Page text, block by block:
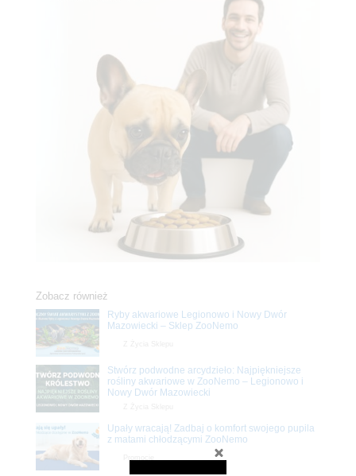
Zobacz również
Ryby akwariowe Legionowo i Nowy Dwór
Mazowiecki – Sklep ZooNemo
Stwórz podwodne arcydzieło: Najpiękniejsze
rośliny akwariowe w ZooNemo – Legionowo i
Nowy Dwór Mazowiecki
Upały wracają! Zadbaj o komfort swojego pupila
z matami chłodzącymi ZooNemo